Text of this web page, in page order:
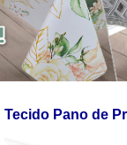
Tecido Pano de